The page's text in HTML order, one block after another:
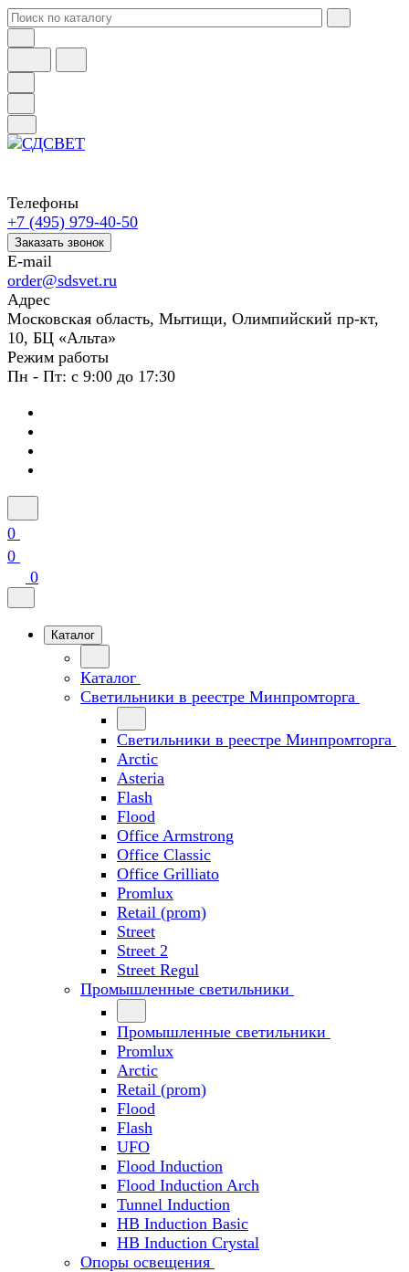
Телефоны
+7 (495) 979-40-50
Заказать звонок
E-mail
order@sdsvet.ru
Адрес
Московская область, Мытищи, Олимпийский пр-кт,
10, БЦ «Альта»
Режим работы
Пн - Пт: с 9:00 до 17:30
0
0
0
Каталог
Каталог
Светильники в реестре Минпромторга
Светильники в реестре Минпромторга
Arctic
Asteria
Flash
Flood
Office Armstrong
Office Classic
Office Grilliato
Promlux
Retail (prom)
Street
Street 2
Street Regul
Промышленные светильники
Промышленные светильники
Promlux
Arctic
Retail (prom)
Flood
Flash
UFO
Flood Induction
Flood Induction Arch
Tunnel Induction
HB Induction Basic
HB Induction Crystal
Опоры освещения